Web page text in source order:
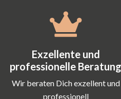
Exzellente und
professionelle Beratung
Wir beraten Dich exzellent und
professionell